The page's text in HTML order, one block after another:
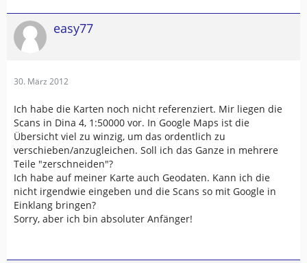
easy77
30. März 2012
Ich habe die Karten noch nicht referenziert. Mir liegen die
Scans in Dina 4, 1:50000 vor. In Google Maps ist die
Übersicht viel zu winzig, um das ordentlich zu
verschieben/anzugleichen. Soll ich das Ganze in mehrere
Teile "zerschneiden"?
Ich habe auf meiner Karte auch Geodaten. Kann ich die
nicht irgendwie eingeben und die Scans so mit Google in
Einklang bringen?
Sorry, aber ich bin absoluter Anfänger!